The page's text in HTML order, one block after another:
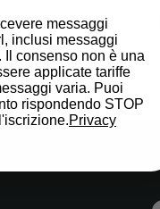
messaggi
inclusi messaggi
consenso non è una
applicate tariffe
varia. Puoi
rispondendo STOP
Privacy